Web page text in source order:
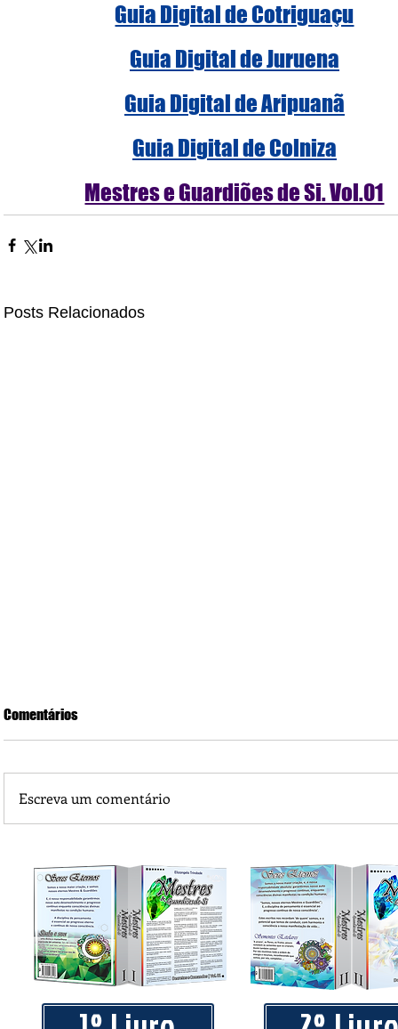
Guia Digital de Cotriguaçu
Guia Digital de Juruena
Guia Digital de Aripuanã
Guia Digital de Colniza
Mestres e Guardiões de Si. Vol.01
Posts Relacionados
Piá Lava Jato, de Juara, torna público que requereu
Instalação e Operação
Comentários
Escreva um comentário